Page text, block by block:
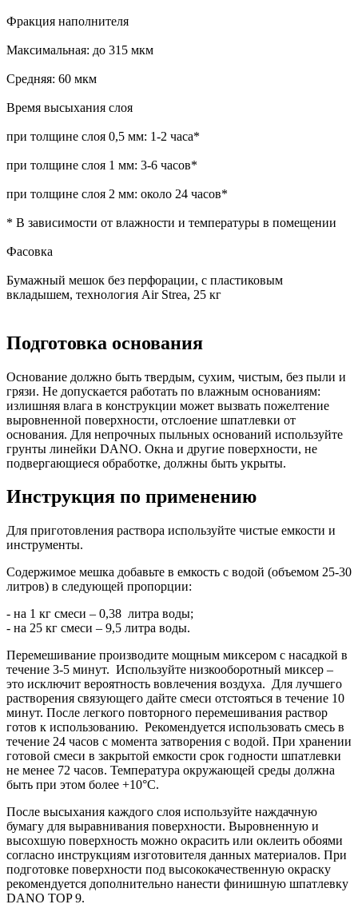
Фракция наполнителя
Максимальная: до 315 мкм
Средняя: 60 мкм
Время высыхания слоя
при толщине слоя 0,5 мм: 1-2 часа*
при толщине слоя 1 мм: 3-6 часов*
при толщине слоя 2 мм: около 24 часов*
* В зависимости от влажности и температуры в помещении
Фасовка
Бумажный мешок без перфорации, с пластиковым
вкладышем, технология Air Strea, 25 кг
Подготовка основания
Основание должно быть твердым, сухим, чистым, без пыли и
грязи. Не допускается работать по влажным основаниям:
излишняя влага в конструкции может вызвать пожелтение
выровненной поверхности, отслоение шпатлевки от
основания. Для непрочных пыльных оснований используйте
грунты линейки DANO. Окна и другие поверхности, не
подвергающиеся обработке, должны быть укрыты.
Инструкция по применению
Для приготовления раствора используйте чистые емкости и
инструменты.
Содержимое мешка добавьте в емкость с водой (объемом 25-30
литров) в следующей пропорции:
- на 1 кг смеси – 0,38 литра воды;
- на 25 кг смеси – 9,5 литра воды.
Перемешивание производите мощным миксером с насадкой в
течение 3-5 минут. Используйте низкооборотный миксер –
это исключит вероятность вовлечения воздуха. Для лучшего
растворения связующего дайте смеси отстояться в течение 10
минут. После легкого повторного перемешивания раствор
готов к использованию. Рекомендуется использовать смесь в
течение 24 часов с момента затворения с водой. При хранении
готовой смеси в закрытой емкости срок годности шпатлевки
не менее 72 часов. Температура окружающей среды должна
быть при этом более +10°С.
После высыхания каждого слоя используйте наждачную
бумагу для выравнивания поверхности. Выровненную и
высохшую поверхность можно окрасить или оклеить обоями
согласно инструкциям изготовителя данных материалов. При
подготовке поверхности под высококачественную окраску
рекомендуется дополнительно нанести финишную шпатлевку
DANO TOP 9.